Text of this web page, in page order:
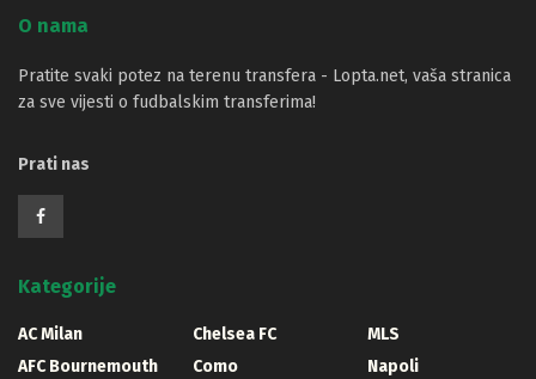
O nama
Pratite svaki potez na terenu transfera - Lopta.net, vaša stranica
za sve vijesti o fudbalskim transferima!
Prati nas
Kategorije
AC Milan
AFC Bournemouth
Chelsea FC
Como
MLS
Napoli